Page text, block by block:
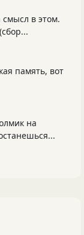
смысл в этом.
память, вот
на